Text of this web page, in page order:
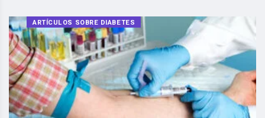
ARTÍCULOS SOBRE DIABETES